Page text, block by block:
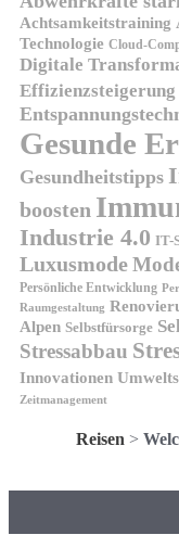
Achtsamkeitstraining
Technologie Cloud-
Digitale
Effizienzsteigerung
Gesunde
Gesundheitstipps
boosten
Industrie 4.0 IT-
Luxusmode
Persönliche Entwicklung
Raumgestaltung
Alpen Selbstfürsorge
Stressabbau
Innovationen
Zeitmanagement
Reisen >